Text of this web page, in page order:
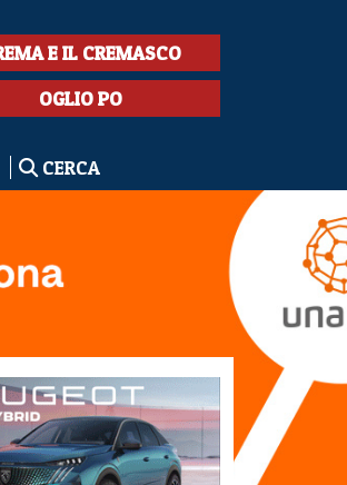
E IL CREMASCO
OGLIO PO
CERCA